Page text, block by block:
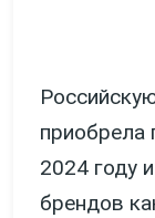
приобрела
2024 году
брендов